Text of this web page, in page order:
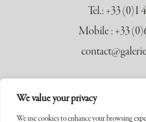
We value your privacy
We use cookies to enhance your browsing
Tel.: +33 (0)1
Mobile : +33